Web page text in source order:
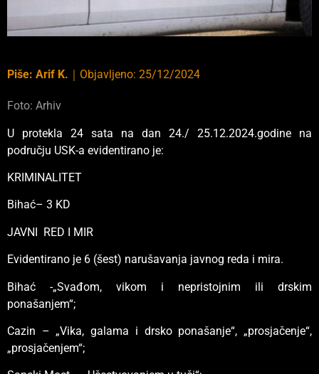
Piše: Arif K. Objavljeno: 25/12/2024
Foto: Arhiv
U protekla 24 sata na dan 24./ 25.12.2024.godine na
području USK-a evidentirano je:
KRIMINALITET
Bihać– 3 KD
JAVNI RED I MIR
Evidentirano je 6 (šest) narušavanja javnog reda i mira.
Bihać -„Svađom, vikom i nepristojnim ili drskim
ponašanjem“;
Cazin – „Vika, galama i drsko ponašanje“, „prosjačenje“,
„prosjačenjem“;